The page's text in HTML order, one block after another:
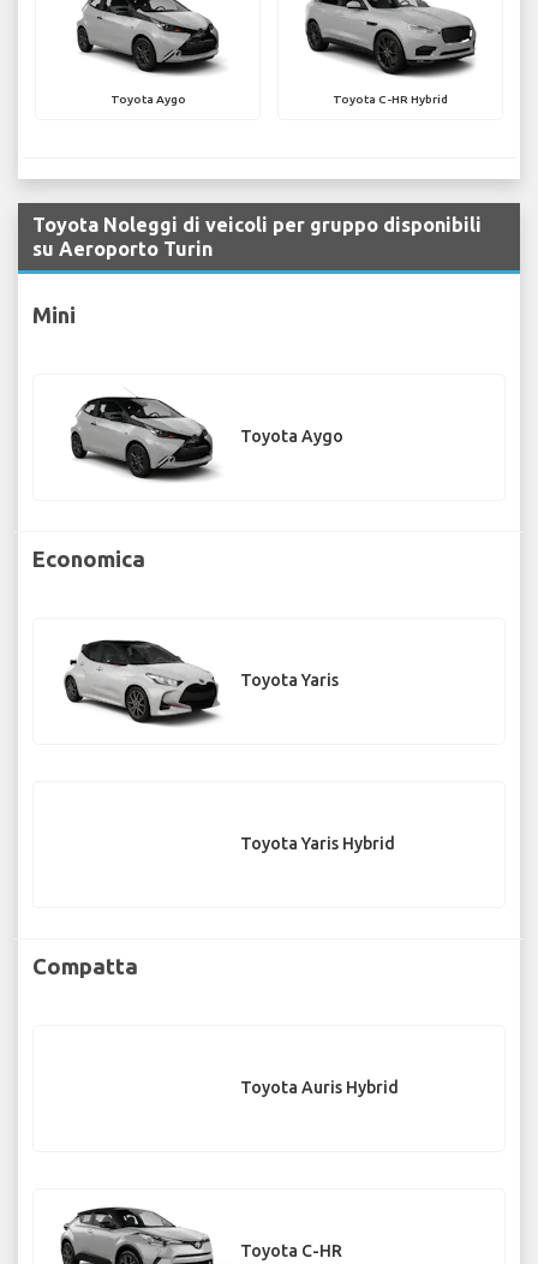
Toyota Aygo Toyota C-HR Hybrid
Toyota Noleggi di veicoli per gruppo disponibili
su Aeroporto Turin
Mini
Toyota Aygo
Economica
Toyota Yaris
Toyota Yaris Hybrid
Compatta
Toyota Auris Hybrid
Toyota C-HR